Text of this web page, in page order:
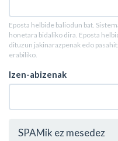
Eposta helbide baliodun bat.
honetara bidaliko dira. Eposta
dituzun jakinarazpenak edo
erabiliko.
Izen-abizenak
SPAMik ez mesedez